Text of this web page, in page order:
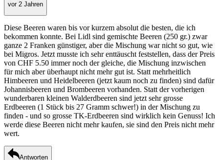
vor 2 Jahren
Diese Beeren waren bis vor kurzem absolut die besten, die ich
bekommen konnte. Bei Lidl sind gemischte Beeren (250 gr.) zwar
ganze 2 Franken günstiger, aber die Mischung war nicht so gut, wie
bei Migros. Jetzt musste ich sehr enttäuscht feststellen, dass der Preis
von CHF 5.50 immer noch der gleiche, die Mischung inzwischen
für mich aber überhaupt nicht mehr gut ist. Statt mehrheitlich
Himbeeren und Heidelbeeren (jetzt kaum noch zu finden) sind dafür
Johannisbeeren und Brombeeren vorhanden. Statt der vorherigen
wunderbaren kleinen Walderdbeeren sind jetzt sehr grosse
Erdbeeren (1 Stück bis 27 Gramm schwer!) in der Mischung zu
finden - und so grosse TK-Erdbeeren sind wirklich kein Genuss! Ich
werde diese Beeren nicht mehr kaufen, sie sind den Preis nicht mehr
wert.
Antworten